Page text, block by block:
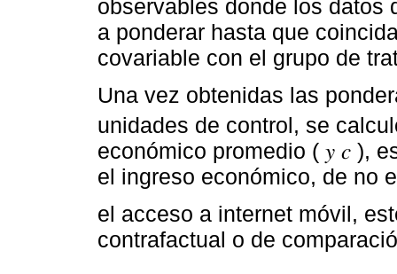
observables donde los datos
a ponderar hasta que
covariable con el grupo de
Una vez obtenidas las
unidades de control, se
económico promedio ( 𝑦 𝑐 ),
el ingreso económico, de no
el acceso a internet móvil,
contrafactual o de